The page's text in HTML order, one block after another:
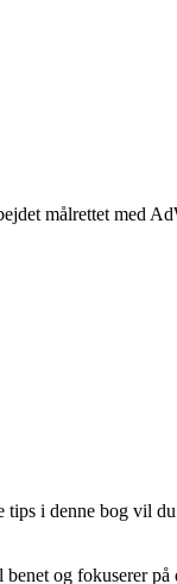
målrettet med
i denne bog vil
og fokuserer